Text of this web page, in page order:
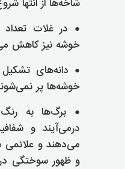
شاخه‌ها از انتها
● در غلات
خوشه نیز کاهش
● دانه‌های
خوشه‌ها پر
● برگ‌ها به
درمی‌آیند و
می‌دهند و علائمی
و ظهور سوختگی در